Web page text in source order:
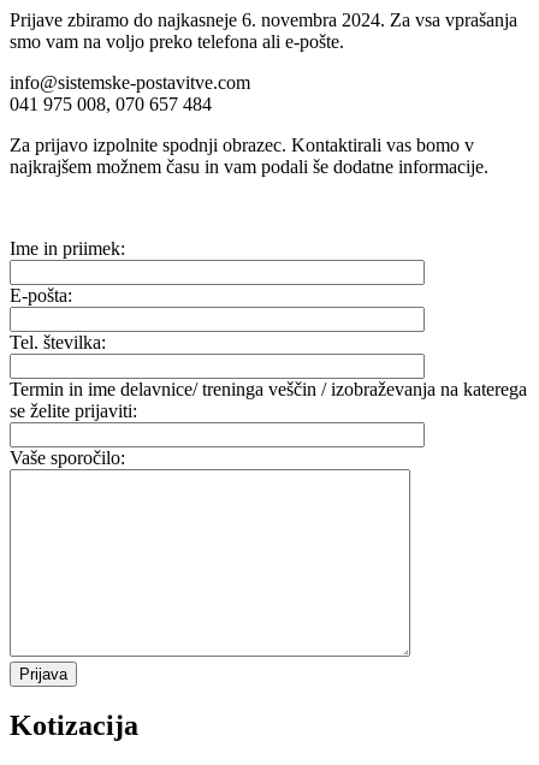
Prijave zbiramo do najkasneje 6. novembra 2024. Za vsa vprašanja
smo vam na voljo preko telefona ali e-pošte.
info@sistemske-postavitve.com
041 975 008, 070 657 484
Za prijavo izpolnite spodnji obrazec. Kontaktirali vas bomo v
najkrajšem možnem času in vam podali še dodatne informacije.
Ime in priimek:
E-pošta:
Tel. številka:
Termin in ime delavnice/ treninga veščin / izobraževanja na katerega
se želite prijaviti:
Vaše sporočilo:
Kotizacija